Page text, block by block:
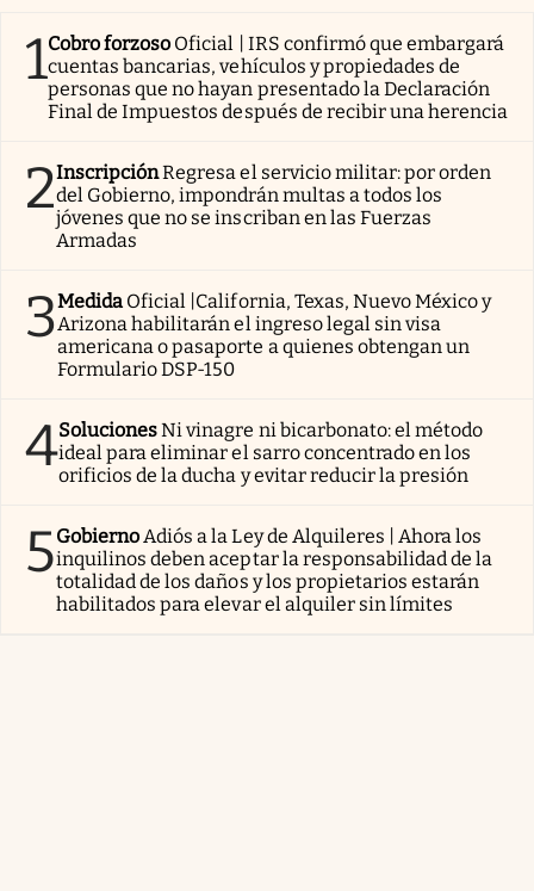
1Cobro forzoso Oficial | IRS confirmó que embargará
cuentas bancarias, vehículos y propiedades de
personas que no hayan presentado la Declaración
Final de Impuestos después de recibir una herencia
2InscripciónRegresa el servicio militar: por orden
del Gobierno, impondrán multas a todos los
jóvenes que no se inscriban en las Fuerzas
Armadas
3Medida Oficial |California, Texas, Nuevo México y
Arizona habilitarán el ingreso legal sin visa
americana o pasaporte a quienes obtengan un
Formulario DSP-150
4SolucionesNi vinagre ni bicarbonato: el método
ideal para eliminar el sarro concentrado en los
orificios de la ducha y evitar reducir la presión
5GobiernoAdiós a la Ley de Alquileres | Ahora los
inquilinos deben aceptar la responsabilidad de la
totalidad de los daños y los propietarios estarán
habilitados para elevar el alquiler sin límites